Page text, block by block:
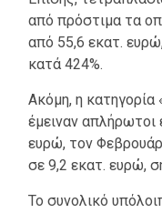
από πρόστιμα τα
από 55,6 εκατ.
κατά 424%.
Ακόμη, η κατηγορία
έμειναν
ευρώ, τον
σε 9,2 εκατ. ευρώ,
Το συνολικό